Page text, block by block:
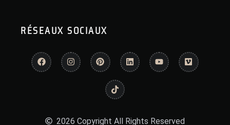
RÉSEAUX SOCIAUX
2026 Copyright All Rights Reserved